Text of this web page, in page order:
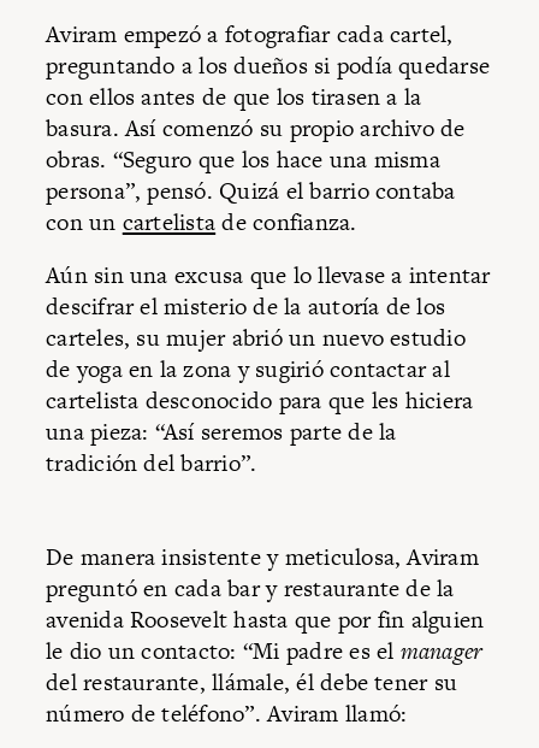
Aviram empezó a fotografiar cada cartel,
preguntando a los dueños si podía quedarse
con ellos antes de que los tirasen a la
basura. Así comenzó su propio archivo de
obras. “Seguro que los hace una misma
persona”, pensó. Quizá el barrio contaba
con un cartelistade confianza.
Aún sin una excusa que lo llevase a intentar
descifrar el misterio de la autoría de los
carteles, su mujer abrió un nuevo estudio
de yoga en la zona y sugirió contactar al
cartelista desconocido para que les hiciera
una pieza: “Así seremos parte de la
tradición del barrio”.
De manera insistente y meticulosa, Aviram
preguntó en cada bar y restaurante de la
avenida Roosevelt hasta que por fin alguien
le dio un contacto: “Mi padre es el manager
del restaurante, llámale, él debe tener su
número de teléfono”. Aviram llamó: